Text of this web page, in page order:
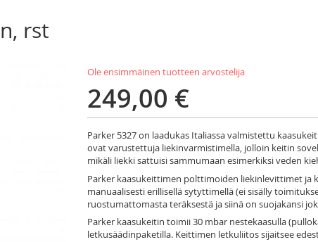
rst
Ole ensimmäinen tuotteen arvostelija
249,00 €
Parker 5327 on laadukas Italiassa valmistettu
ovat varustettuja liekinvarmistimella, jolloin keitin
mikäli liekki sattuisi sammumaan esimerkiksi veden
Parker kaasukeittimen polttimoiden liekinlevittimet
manuaalisesti erillisellä sytyttimellä (ei sisälly
ruostumattomasta teräksestä ja siinä on suojakansi
Parker kaasukeitin toimii 30 mbar nestekaasulla
letkusäädinpaketilla. Keittimen letkuliitos sijaitsee